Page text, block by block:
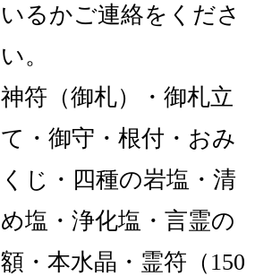
いるかご連絡をくださ
い。
神符（御札）・御札立
て・御守・根付・おみ
くじ・四種の岩塩・清
め塩・浄化塩・言霊の
額・本水晶・霊符（150